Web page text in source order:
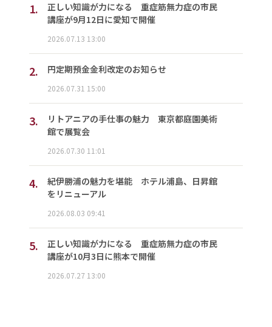
1.
正しい知識が力になる 重症筋無力症の市民
講座が9月12日に愛知で開催
2026.07.13 13:00
2. 円定期預金金利改定のお知らせ
2026.07.31 15:00
3.
リトアニアの手仕事の魅力 東京都庭園美術
館で展覧会
2026.07.30 11:01
4.
紀伊勝浦の魅力を堪能 ホテル浦島、日昇館
をリニューアル
2026.08.03 09:41
5.
正しい知識が力になる 重症筋無力症の市民
講座が10月3日に熊本で開催
2026.07.27 13:00